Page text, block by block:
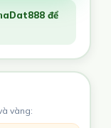
để
vàng: